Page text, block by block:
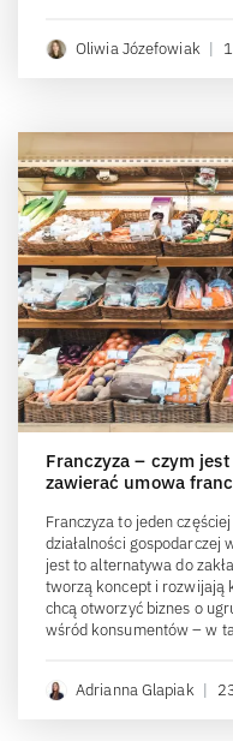
Oliwia Józefowiak |
Franczyza – czym
zawierać umowa
Franczyza to jeden
działalności gospodarczej
jest to alternatywa do
tworzą koncept i rozwijają
chcą otworzyć biznes o
wśród konsumentów – w
Adrianna Glapiak |